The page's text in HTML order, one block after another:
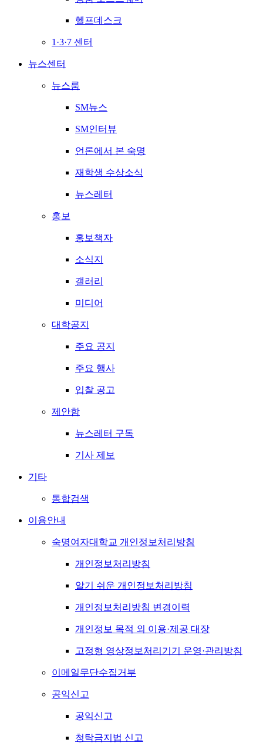
헬프데스크
1·3·7 센터
뉴스센터
뉴스룸
SM뉴스
SM인터뷰
언론에서 본 숙명
재학생 수상소식
뉴스레터
홍보
홍보책자
소식지
갤러리
미디어
대학공지
주요 공지
주요 행사
입찰 공고
제안함
뉴스레터 구독
기사 제보
기타
통합검색
이용안내
숙명여자대학교 개인정보처리방침
개인정보처리방침
알기 쉬운 개인정보처리방침
개인정보처리방침 변경이력
개인정보 목적 외 이용·제공 대장
고정형 영상정보처리기기 운영·관리방침
이메일무단수집거부
공익신고
공익신고
청탁금지법 신고